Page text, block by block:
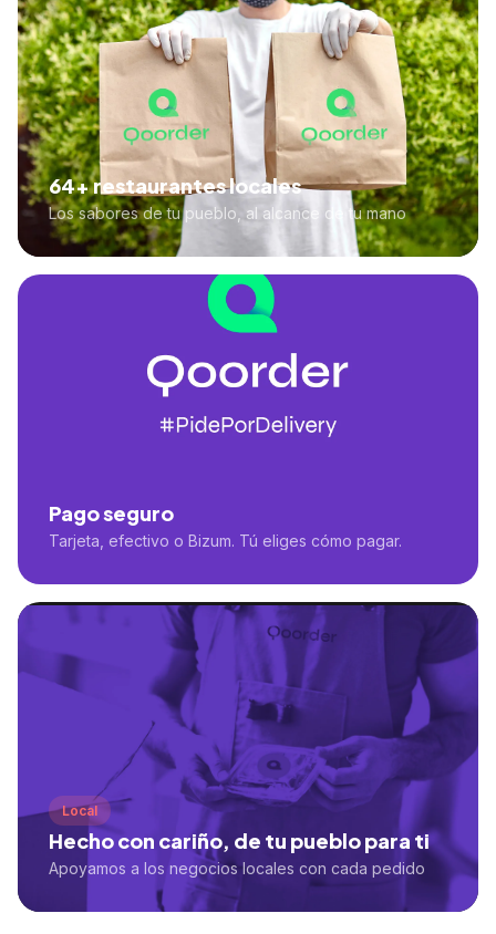
64+ restaurantes locales
Los sabores de tu pueblo, al alcance de tu mano
Pago seguro
Tarjeta, efectivo o Bizum. Tú eliges cómo pagar.
Local
Hecho con cariño, de tu pueblo para ti
Apoyamos a los negocios locales con cada pedido